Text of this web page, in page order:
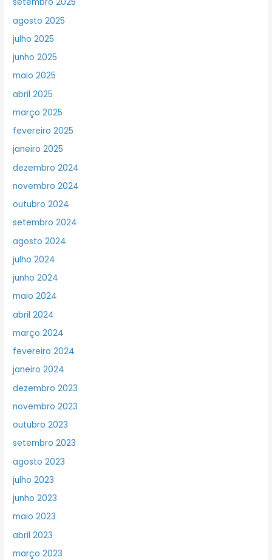
setembro 2025
agosto 2025
julho 2025
junho 2025
maio 2025
abril 2025
março 2025
fevereiro 2025
janeiro 2025
dezembro 2024
novembro 2024
outubro 2024
setembro 2024
agosto 2024
julho 2024
junho 2024
maio 2024
abril 2024
março 2024
fevereiro 2024
janeiro 2024
dezembro 2023
novembro 2023
outubro 2023
setembro 2023
agosto 2023
julho 2023
junho 2023
maio 2023
abril 2023
março 2023